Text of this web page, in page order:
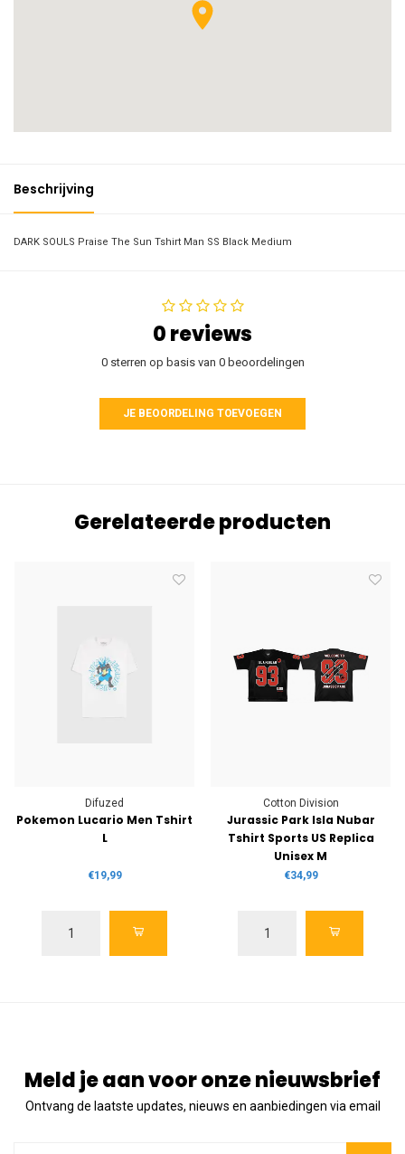
Beschrijving
DARK SOULS Praise The Sun Tshirt Man SS Black Medium
0 reviews
0 sterren op basis van 0 beoordelingen
JE BEOORDELING TOEVOEGEN
Gerelateerde producten
Difuzed
Pokemon Lucario Men Tshirt
L
€19,99
Cotton Division
Jurassic Park Isla Nubar
Tshirt Sports US Replica
Unisex M
€34,99
Meld je aan voor onze nieuwsbrief
Ontvang de laatste updates, nieuws en aanbiedingen via email